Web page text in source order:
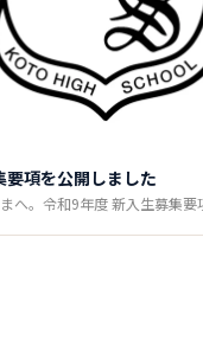
要項を公開しました
へ。令和9年度 新入生募集